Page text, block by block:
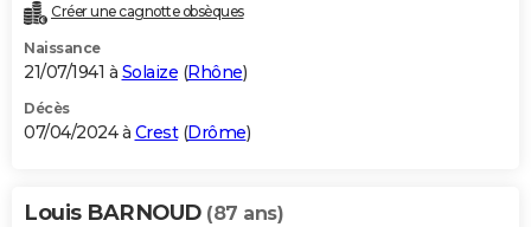
Créer une cagnotte obsèques
Naissance
21/07/1941 à Solaize (Rhône)
Décès
07/04/2024 à Crest(Drôme)
Louis BARNOUD (87 ans)